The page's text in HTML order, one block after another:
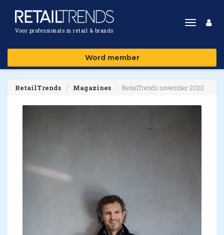
Voor professionals in retail & brands
Toggle
Word member
RetailTrends Magazines RetailTrends november 2023